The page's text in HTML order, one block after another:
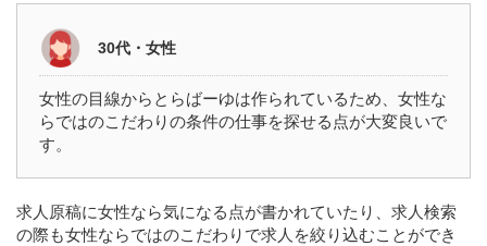
30代・女性
女性の目線からとらばーゆは作られているため、女性な
らではのこだわりの条件の仕事を探せる点が大変良いで
す。
求人原稿に女性なら気になる点が書かれていたり、求人検索
の際も女性ならではのこだわりで求人を絞り込むことができ